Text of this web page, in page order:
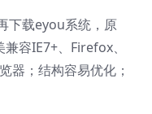
下载eyou系统，原
容IE7+、Firefox、
器；结构容易优化；